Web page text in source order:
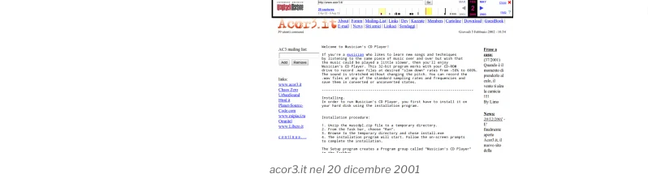
acor3.it nel 20 dicembre 2001